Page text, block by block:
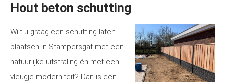
Hout beton schutting
Wilt u graag een schutting laten
plaatsen in Stampersgat met een
natuurlijke uitstraling én met een
vleugje moderniteit? Dan is een